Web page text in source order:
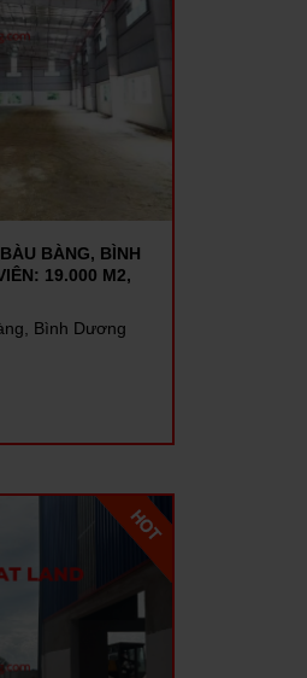
BÀNG, BÌNH
19.000 M2,
Bình Dương